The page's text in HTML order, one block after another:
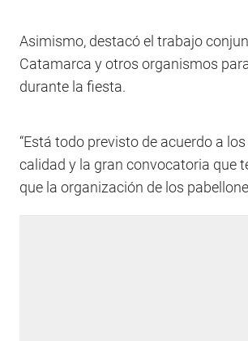
Asimismo, destacó el trabajo
Catamarca y otros organismos
durante la fiesta.
“Está todo previsto de acuerdo a
calidad y la gran convocatoria que
que la organización de los